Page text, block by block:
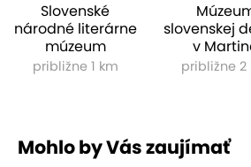
Slovenské
národné literárne
múzeum
približne 1 km
slovenskej
v
približne 2
Mohlo by Vás zaujímať